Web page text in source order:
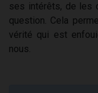
ses intérêts, de les
question. Cela
vérité qui est
nous.